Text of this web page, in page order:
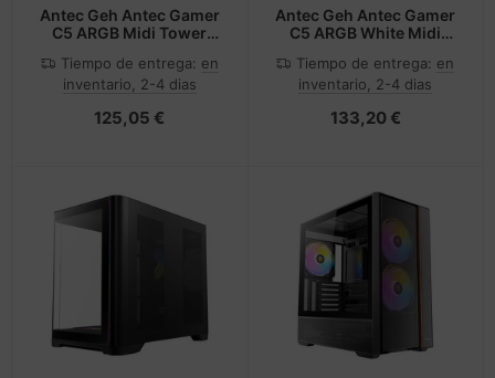
Antec Geh Antec Gamer
C5 ARGB Midi Tower
Tiempo de entrega: en
inventario, 2-4 dias
125,05 €
Antec Geh Antec Gamer
C5 ARGB White Midi
Tiempo de entrega: en
inventario, 2-4 dias
133,20 €